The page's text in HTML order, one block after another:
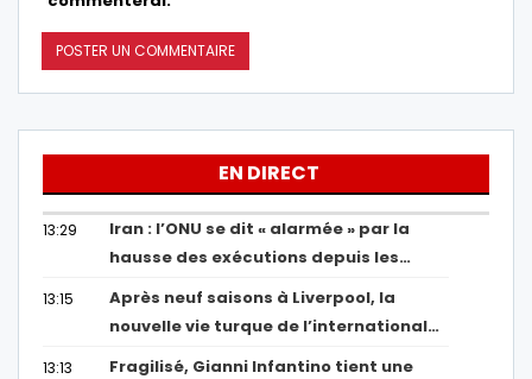
EN DIRECT
13:29
Iran : l’ONU se dit « alarmée » par la
hausse des exécutions depuis les…
13:15
Après neuf saisons à Liverpool, la
nouvelle vie turque de l’international…
13:13
Fragilisé, Gianni Infantino tient une